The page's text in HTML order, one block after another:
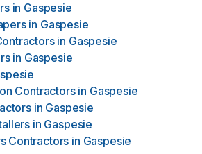
in Gaspesie
in Gaspesie
in Gaspesie
in Gaspesie
Contractors in Gaspesie
in Gaspesie
in Gaspesie
Contractors in Gaspesie